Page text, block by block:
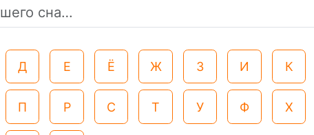
Д Е Ё Ж З И К
П Р С Т У Ф Х